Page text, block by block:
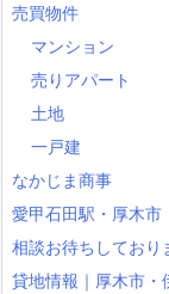
売買物件
マンション
売りアパート
土地
一戸建
なかじま商事
愛甲石田駅・厚木市
相談お待ちしており
貸地情報｜厚木市・